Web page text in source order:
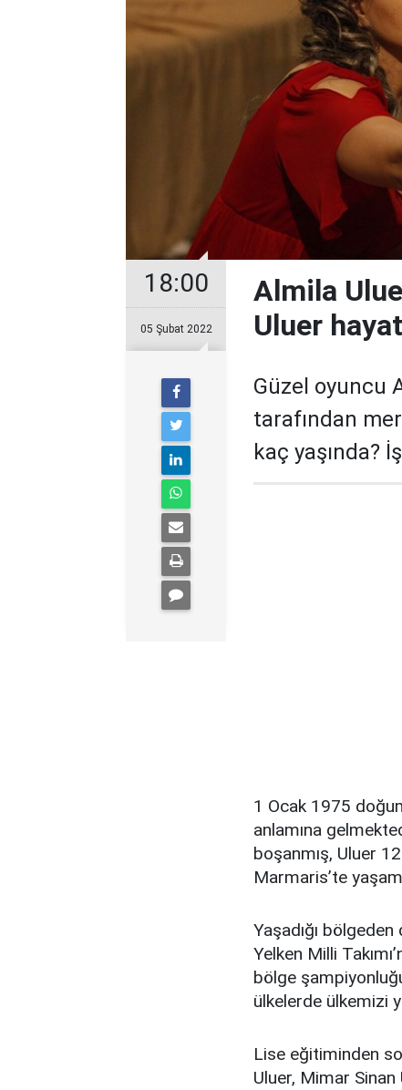
18:00
05 Şubat 2022
Almila
Uluer
Güzel oyuncu
tarafından
kaç yaşında?
1 Ocak 1975
anlamına
boşanmış, Uluer
Marmaris’te
Yaşadığı
Yelken Milli
bölge
ülkelerde ülkemizi
Lise eğitiminden
Uluer, Mimar